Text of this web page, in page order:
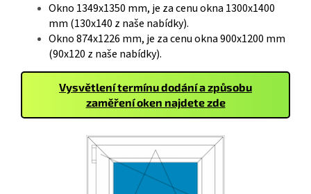
Okno 1349x1350 mm, je za cenu okna 1300x1400
mm (130x140 z naše nabídky).
Okno 874x1226 mm, je za cenu okna 900x1200 mm
(90x120 z naše nabídky).
Vysvětlení termínu dodání a způsobu
zaměření oken najdete zde